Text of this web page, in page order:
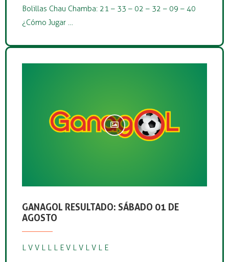
Bolillas Chau Chamba: 21 – 33 – 02 – 32 – 09 – 40
¿Cómo Jugar …
GANAGOL RESULTADO: SÁBADO 01 DE
AGOSTO
L V V L L L E V L V L V L E